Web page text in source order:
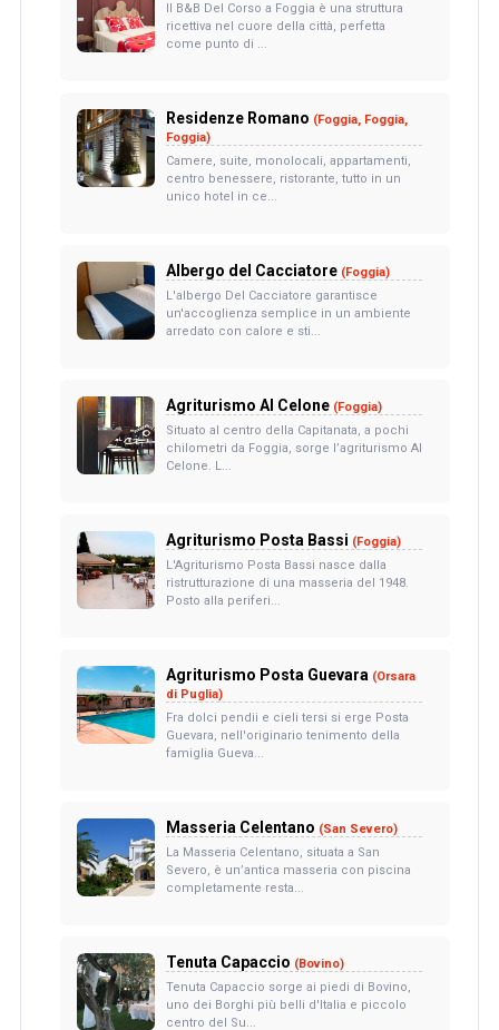
Il B&B Del Corso a Foggia è una struttura
ricettiva nel cuore della città, perfetta
come punto di ...
Residenze Romano (Foggia, Foggia,
Foggia)
Camere, suite, monolocali, appartamenti,
centro benessere, ristorante, tutto in un
unico hotel in ce...
Albergo del Cacciatore (Foggia)
L'albergo Del Cacciatore garantisce
un'accoglienza semplice in un ambiente
arredato con calore e sti...
Agriturismo Al Celone (Foggia)
Situato al centro della Capitanata, a pochi
chilometri da Foggia, sorge l’agriturismo Al
Celone. L...
Agriturismo Posta Bassi (Foggia)
L'Agriturismo Posta Bassi nasce dalla
ristrutturazione di una masseria del 1948.
Posto alla periferi...
Agriturismo Posta Guevara (Orsara
di Puglia)
Fra dolci pendii e cieli tersi si erge Posta
Guevara, nell'originario tenimento della
famiglia Gueva...
Masseria Celentano (San Severo)
La Masseria Celentano, situata a San
Severo, è un’antica masseria con piscina
completamente resta...
Tenuta Capaccio (Bovino)
Tenuta Capaccio sorge ai piedi di Bovino,
uno dei Borghi più belli d'Italia e piccolo
centro del Su...